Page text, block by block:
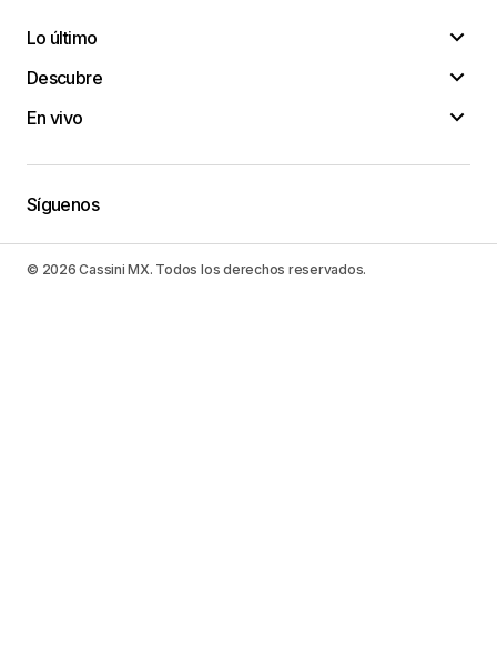
Lo último
Descubre
En vivo
Síguenos
© 2026 Cassini MX. Todos los derechos reservados.